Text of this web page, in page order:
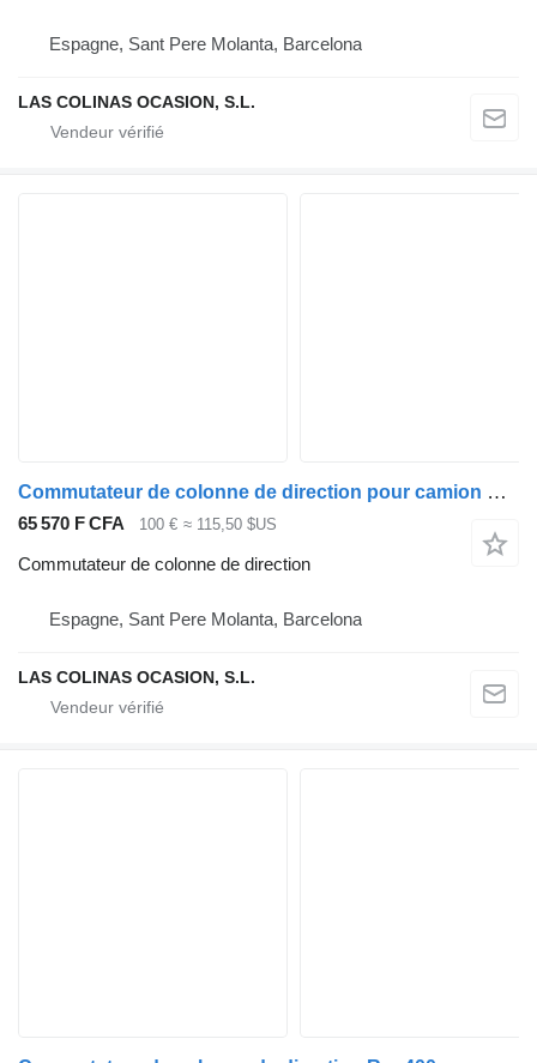
Espagne, Sant Pere Molanta, Barcelona
LAS COLINAS OCASION, S.L.
Commutateur de colonne de direction pour camion Nissan ATLEON
65 570 F CFA 100 € ≈ 115,50 $US
Commutateur de colonne de direction
Espagne, Sant Pere Molanta, Barcelona
LAS COLINAS OCASION, S.L.